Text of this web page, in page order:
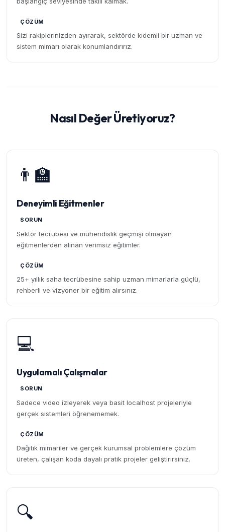
ÇÖZÜM
Sizi rakiplerinizden ayırarak, sektörde kıdemli bir uzman ve
sistem mimarı olarak konumlandırırız.
Nasıl Değer Üretiyoruz?
👨‍🏫
Deneyimli Eğitmenler
SORUN
Sektör tecrübesi ve mühendislik geçmişi olmayan
eğitmenlerden alınan verimsiz eğitimler.
ÇÖZÜM
25+ yıllık saha tecrübesine sahip uzman mimarlarla güçlü,
rehberli ve vizyoner bir eğitim alırsınız.
💻
Uygulamalı Çalışmalar
SORUN
Sadece video izleyerek veya basit localhost projeleriyle
gerçek sistemleri öğrenememek.
ÇÖZÜM
Dağıtık mimariler ve gerçek kurumsal problemlere çözüm
üreten, çalışan koda dayalı pratik projeler geliştirirsiniz.
🔍